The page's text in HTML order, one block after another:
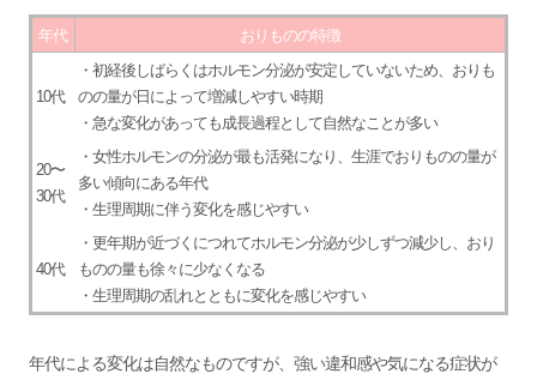
年代 おりものの特徴
10代
・初経後しばらくはホルモン分泌が安定していないため、おりも
のの量が日によって増減しやすい時期
・急な変化があっても成長過程として自然なことが多い
20〜
30代
・女性ホルモンの分泌が最も活発になり、生涯でおりものの量が
多い傾向にある年代
・生理周期に伴う変化を感じやすい
40代
・更年期が近づくにつれてホルモン分泌が少しずつ減少し、おり
ものの量も徐々に少なくなる
・生理周期の乱れとともに変化を感じやすい
年代による変化は自然なものですが、強い違和感や気になる症状が